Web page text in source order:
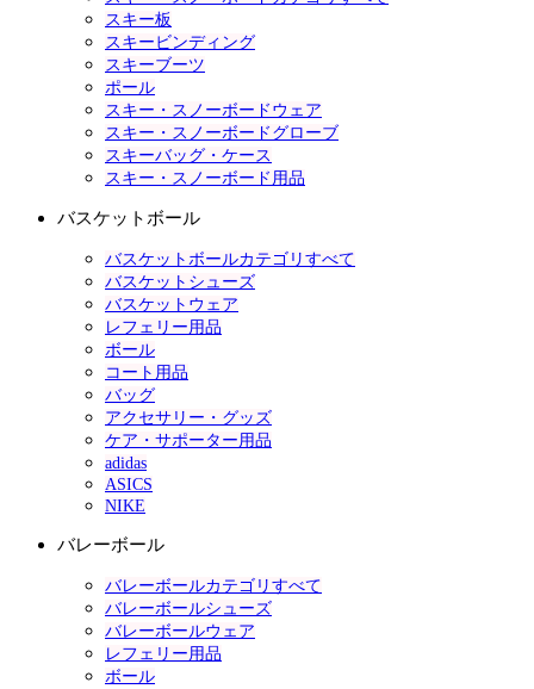
スキー板
スキービンディング
スキーブーツ
ポール
スキー・スノーボードウェア
スキー・スノーボードグローブ
スキーバッグ・ケース
スキー・スノーボード用品
バスケットボール
バスケットボールカテゴリすべて
バスケットシューズ
バスケットウェア
レフェリー用品
ボール
コート用品
バッグ
アクセサリー・グッズ
ケア・サポーター用品
adidas
ASICS
NIKE
バレーボール
バレーボールカテゴリすべて
バレーボールシューズ
バレーボールウェア
レフェリー用品
ボール